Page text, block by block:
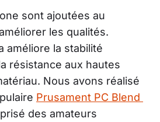
sont ajoutées au
les qualités.
améliore la stabilité
résistance aux hautes
Nous avons réalisé
Prusament PC Blend
des amateurs